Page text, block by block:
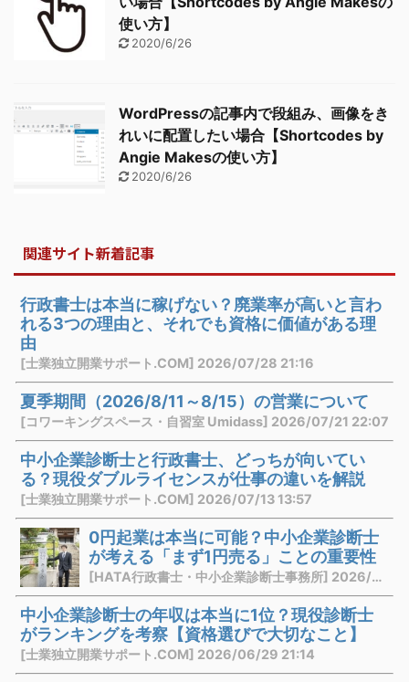
使い方】
2020/6/26
WordPressの記事内で段組み、画像をき
れいに配置したい場合【Shortcodes by
Angie Makesの使い方】
2020/6/26
関連サイト新着記事
行政書士は本当に稼げない？廃業率が高いと言わ
れる3つの理由と、それでも資格に価値がある理
由
[士業独立開業サポート.COM] 2026/07/28 21:16
夏季期間（2026/8/11～8/15）の営業について
[コワーキングスペース・自習室 Umidass] 2026/07/21 22:07
中小企業診断士と行政書士、どっちが向いてい
る？現役ダブルライセンスが仕事の違いを解説
[士業独立開業サポート.COM] 2026/07/13 13:57
0円起業は本当に可能？中小企業診断士
が考える「まず1円売る」ことの重要性
[HATA行政書士・中小企業診断士事務所] 2026/07/03 21:10
中小企業診断士の年収は本当に1位？現役診断士
がランキングを考察【資格選びで大切なこと】
[士業独立開業サポート.COM] 2026/06/29 21:14